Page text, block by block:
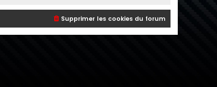
Supprimer les cookies du forum